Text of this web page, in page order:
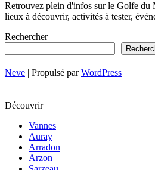
Retrouvez plein d'infos sur le Golfe du
lieux à découvrir, activités à tester,
Rechercher
Neve | Propulsé parWordPress
Découvrir
Vannes
Auray
Arradon
Arzon